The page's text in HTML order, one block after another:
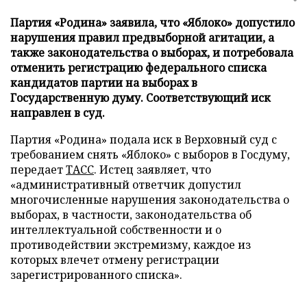
Партия «Родина» заявила, что «Яблоко» допустило
нарушения правил предвыборной агитации, а
также законодательства о выборах, и потребовала
отменить регистрацию федерального списка
кандидатов партии на выборах в
Государственную думу. Соответствующий иск
направлен в суд.
Партия «Родина» подала иск в Верховный суд с
требованием снять «Яблоко» с выборов в Госдуму,
передаетТАСС. Истец заявляет, что
«административный ответчик допустил
многочисленные нарушения законодательства о
выборах, в частности, законодательства об
интеллектуальной собственности и о
противодействии экстремизму, каждое из
которых влечет отмену регистрации
зарегистрированного списка».